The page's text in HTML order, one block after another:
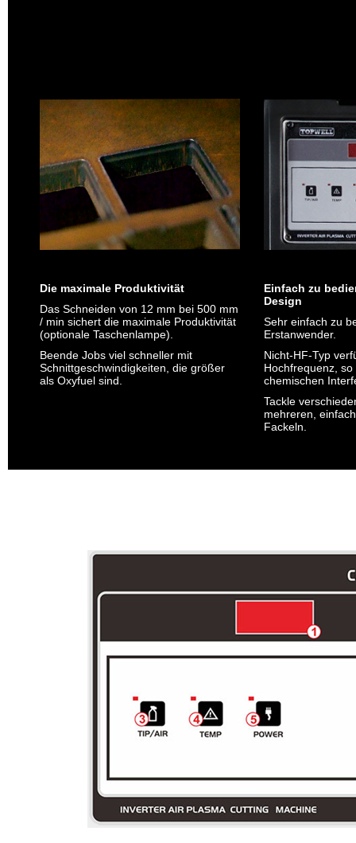
Die maximale Produktivität
Das Schneiden von 12 mm bei 500 mm
/ min sichert die maximale Produktivität
(optionale Taschenlampe).
Beende Jobs viel schneller mit
Schnittgeschwindigkeiten, die größer
als Oxyfuel sind.
Einfach zu
Design
Sehr einfach zu
Erstanwender.
Nicht-HF-Typ
Hochfrequenz,
chemischen
Tackle
mehreren,
Fackeln.